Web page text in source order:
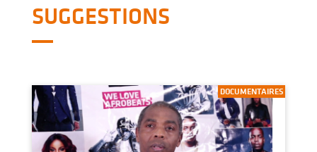
SUGGESTIONS
DOCUMENTAIRES